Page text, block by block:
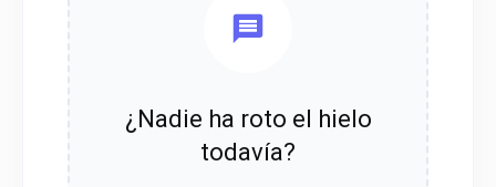
¿Nadie ha roto el hielo
todavía?